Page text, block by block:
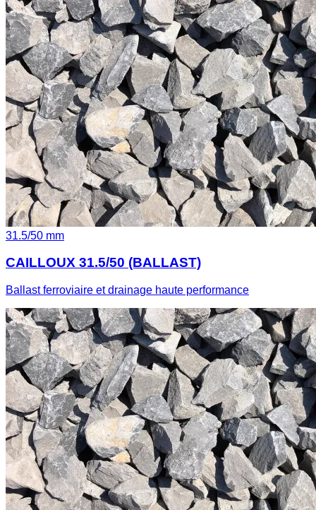
31.5/50 mm
CAILLOUX 31.5/50 (BALLAST)
Ballast ferroviaire et drainage haute performance